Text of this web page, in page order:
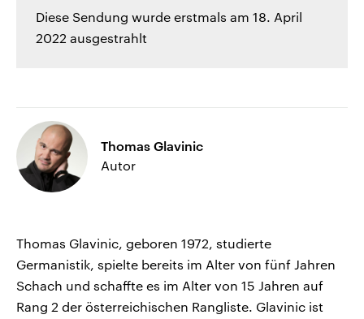
Diese Sendung wurde erstmals am 18. April
2022 ausgestrahlt
Thomas Glavinic
Autor
Thomas Glavinic, geboren 1972, studierte
Germanistik, spielte bereits im Alter von fünf Jahren
Schach und schaffte es im Alter von 15 Jahren auf
Rang 2 der österreichischen Rangliste. Glavinic ist